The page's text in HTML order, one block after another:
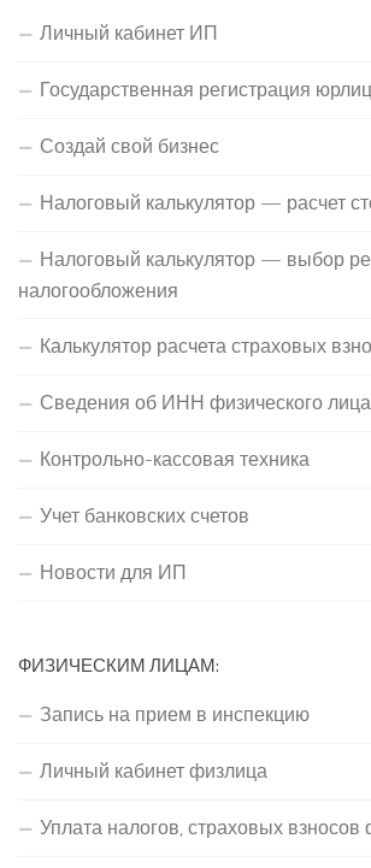
Личный кабинет ИП
Государственная регистрация
Создай свой бизнес
Налоговый калькулятор — расчет
Налоговый калькулятор — выбор
налогообложения
Калькулятор расчета страховых
Сведения об ИНН физического лица
Контрольно-кассовая техника
Учет банковских счетов
Новости для ИП
ФИЗИЧЕСКИМ ЛИЦАМ:
Запись на прием в инспекцию
Личный кабинет физлица
Уплата налогов, страховых взносов